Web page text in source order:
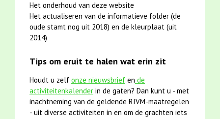
Het onderhoud van deze website
Het actualiseren van de informatieve folder (de
oude stamt nog uit 2018) en de kleurplaat (uit
2014)
Tips om eruit te halen wat erin zit
Houdt u zelf onze nieuwsbrief en de
activiteitenkalender in de gaten? Dan kunt u - met
inachtneming van de geldende RIVM-maatregelen
- uit diverse activiteiten in en om de grachten iets